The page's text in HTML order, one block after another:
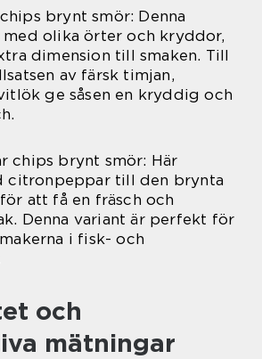
brynt smör: Denna
med olika örter och kryddor,
dimension till smaken. Till
av färsk timjan,
ge såsen en kryddig och
chips brynt smör: Här
citronpeppar till den brynta
att få en fräsch och
Denna variant är perfekt för
i fisk- och
och
mätningar